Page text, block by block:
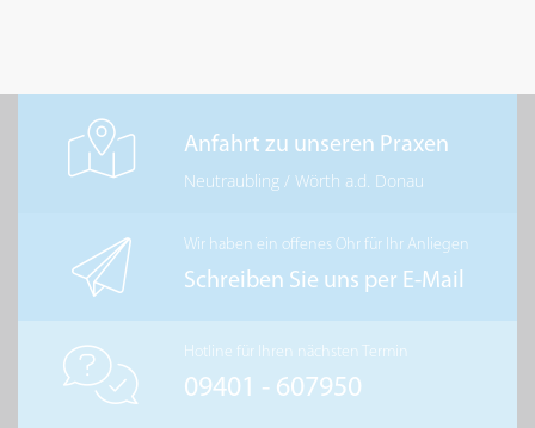
Anfahrt zu unseren Praxen
Neutraubling /Wörth a.d. Donau
Wir haben ein offenes Ohr für Ihr Anliegen
Schreiben Sie uns per E-Mail
Hotline für Ihren nächsten Termin
09401 - 607950